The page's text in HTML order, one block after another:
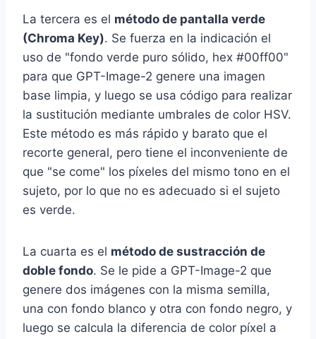
La tercera es el método de pantalla verde
(Chroma Key). Se fuerza en la indicación el
uso de "fondo verde puro sólido, hex #00ff00"
para que GPT-Image-2 genere una imagen
base limpia, y luego se usa código para realizar
la sustitución mediante umbrales de color HSV.
Este método es más rápido y barato que el
recorte general, pero tiene el inconveniente de
que "se come" los píxeles del mismo tono en el
sujeto, por lo que no es adecuado si el sujeto
es verde.
La cuarta es el método de sustracción de
doble fondo. Se le pide a GPT-Image-2 que
genere dos imágenes con la misma semilla,
una con fondo blanco y otra con fondo negro, y
luego se calcula la diferencia de color píxel a